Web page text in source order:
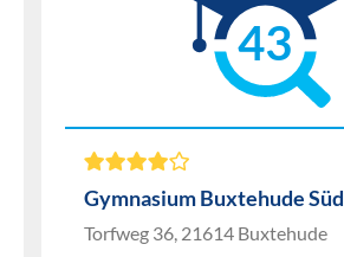
43
Gymnasium Buxtehude Süd
Torfweg 36, 21614 Buxtehude